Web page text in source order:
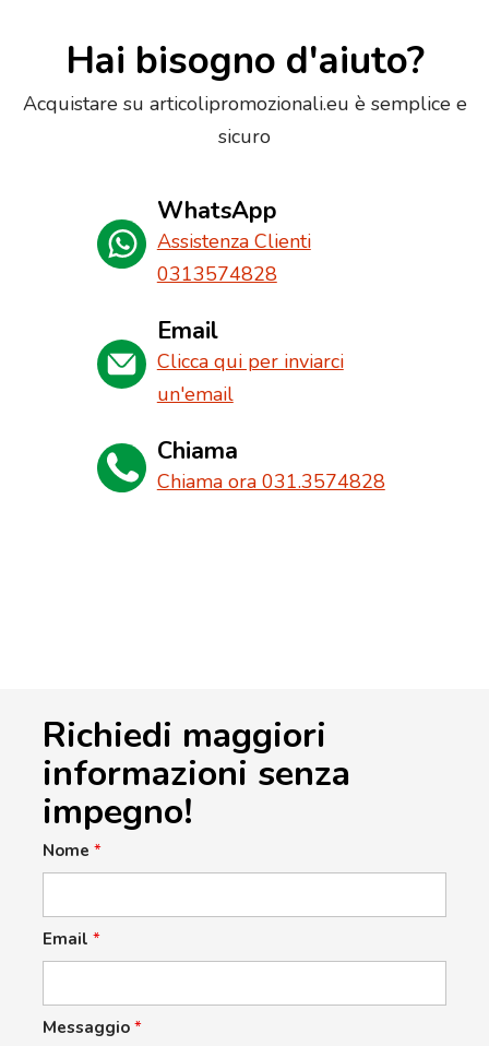
Hai bisogno d'aiuto?
Acquistare su articolipromozionali.eu è semplice e
sicuro
WhatsApp
Assistenza Clienti
0313574828
Email
Clicca qui per inviarci
un'email
Chiama
Chiama ora 031.3574828
Richiedi maggiori
informazioni senza
impegno!
Nome *
Email *
Messaggio *